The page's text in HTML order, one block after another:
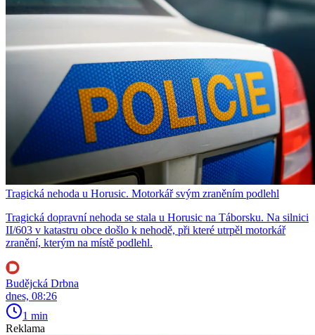
Tragická nehoda u Horusic. Motorkář svým zraněním podlehl
Tragická dopravní nehoda se stala u Horusic na Táborsku. Na silnici
II/603 v katastru obce došlo k nehodě, při které utrpěl motorkář
zranění, kterým na místě podlehl.
Budějcká Drbna
dnes, 08:26
1 min
Reklama